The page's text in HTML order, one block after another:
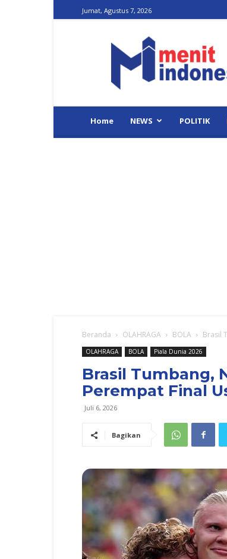
Jumat, Agustus 7, 2026
Indonesia
Home NEWS POLITIK
Beranda OLAHRAGA BOLA Brasil
OLAHRAGA BOLA Piala Dunia 2026
Brasil Tumbang,
Perempat Final
Juli 6, 2026
Bagikan